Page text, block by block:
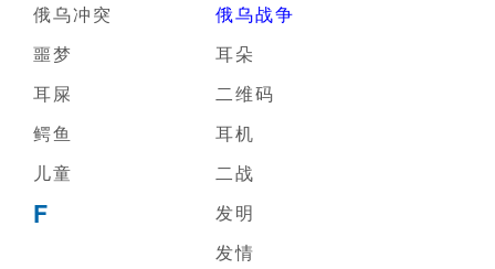
俄乌冲突
俄乌战争
噩梦
耳朵
耳屎
二维码
鳄鱼
耳机
儿童
二战
F
发明
发情